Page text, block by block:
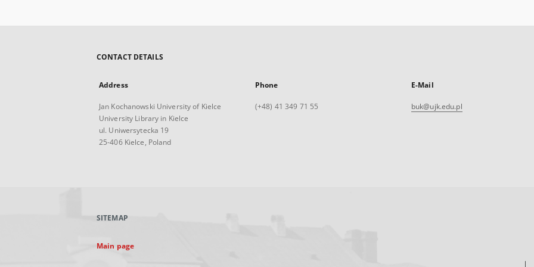
CONTACT DETAILS
Address
Jan Kochanowski University of Kielce
University Library in Kielce
ul. Uniwersytecka 19
25-406 Kielce, Poland
Phone
(+48) 41 349 71 55
E-Mail
buk@ujk.edu.pl
SITEMAP
Main page